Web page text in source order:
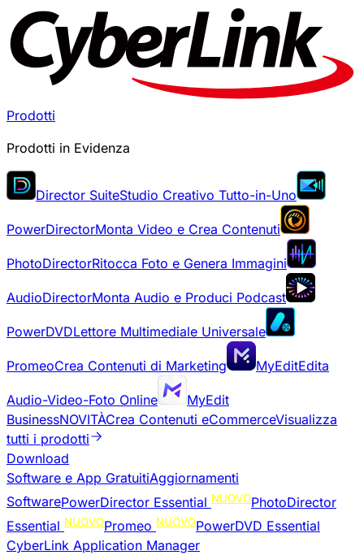
Prodotti
Prodotti in Evidenza
Director SuiteStudio Creativo Tutto-in-Uno
PowerDirectorMonta Video e Crea Contenuti
PhotoDirectorRitocca Foto e Genera Immagini
AudioDirectorMonta Audio e Produci Podcast
PowerDVDLettore Multimediale Universale
PromeoCrea Contenuti di Marketing MyEditEdita
Audio-Video-Foto Online
MyEdit
BusinessNOVITÀCrea Contenuti eCommerceVisualizza
tutti i prodotti
Download
Software e App GratuitiAggiornamenti
SoftwarePowerDirector Essential NUOVOPhotoDirector
Essential NUOVOPromeo NUOVOPowerDVD Essential
CyberLink Application Manager